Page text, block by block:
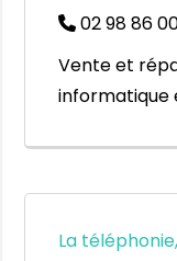
02 98 86
Vente et
informatique
La